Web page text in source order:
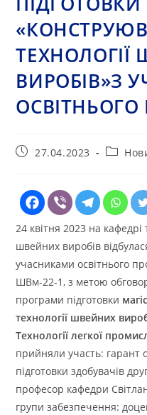
ВИРОБІВ»З
Запис27.04.2023
24 квітня 2023 на кафедрі
швейних виробів
учасниками освітнього
ШВм-22-1, з метою
програми підготовки
технології швейних
Технології легкої
прийняли участь: гарант
підготовки здобувачів
професор кафедри
групи забезпечення: